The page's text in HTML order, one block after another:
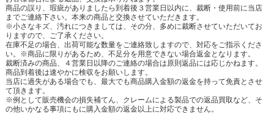
商品の誤り、瑕疵がありましたら到着後３営業日以内に、裁断・使用前に当店
までご連絡下さい。本来の商品と交換させていただきます。
※小さなキズ、汚れにつきましては、その分、多めに裁断させていただいてお
りますので、ご了承ください。
在庫不足の場合、出荷可能な数量をご連絡致しますので、対応をご指示くださ
い。※商品に限りがあるため、不足分を用意できない場合返金となります。
裁断済みの商品、４営業日以降のご連絡の場合は原則返品には応じかねます。
商品到着後は速やかに検収をお願いします。
当店に過失がある場合でも、最大でも商品購入金額の返金を持って免責とさせ
て頂きます。
※例として販売機会の損失補てん、クレームによる製品での返品買取など、そ
の他いかなる事項にもに購入金額の返金以上に対応できません。